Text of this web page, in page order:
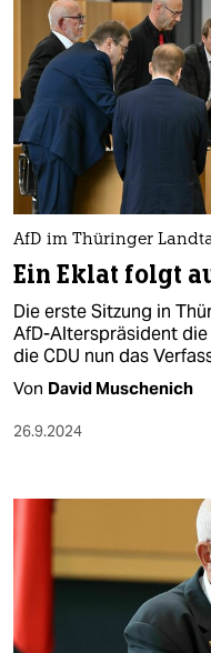
AfD im Thüringer
Ein Eklat folgt
Die erste Sitzung in
AfD-Alterspräsident
die CDU nun das
Von David Muschenich
26.9.2024